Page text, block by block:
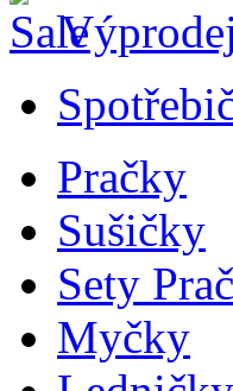
Výprodej
Pračky
Sušičky
Sety
Myčky